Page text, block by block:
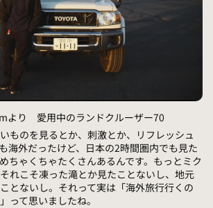
より 愛用中のランドクルーザー70
ものを見るとか、刺激とか、リフレッシュ
海外だったけど、日本の2時間圏内でも見た
ちゃくちゃたくさんあるんです。もっとミク
れこそ凍った滝とか見たことないし、地元
とないし。それって実は「海外旅行行くの
って思いましたね。